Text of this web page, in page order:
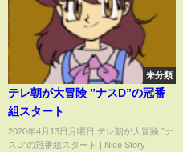
未分類
テレ朝が大冒険 ”ナスD”の冠番
組スタート
2020年4月13日月曜日 テレ朝が大冒険 ”ナ
スD”の冠番組スタート | Nice Story